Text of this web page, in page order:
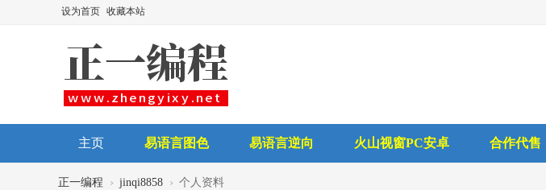
设为首页 收藏本站
主页 易语言图色 易语言逆向 火山视窗PC安卓 合作代售
后台讲师
正一编程 › jinqi8858 › 个人资料